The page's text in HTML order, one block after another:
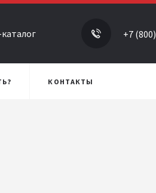
+7 (800)
КОНТАКТЫ